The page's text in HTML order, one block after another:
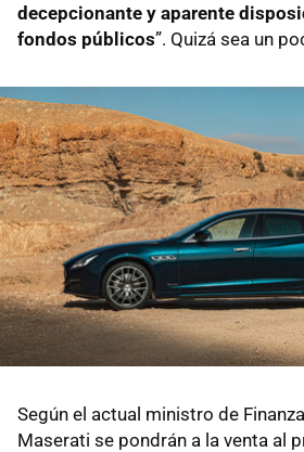
decepcionante y aparente
fondos públicos”. Quizá sea un
Según el actual ministro de
Maserati se pondrán a la venta al